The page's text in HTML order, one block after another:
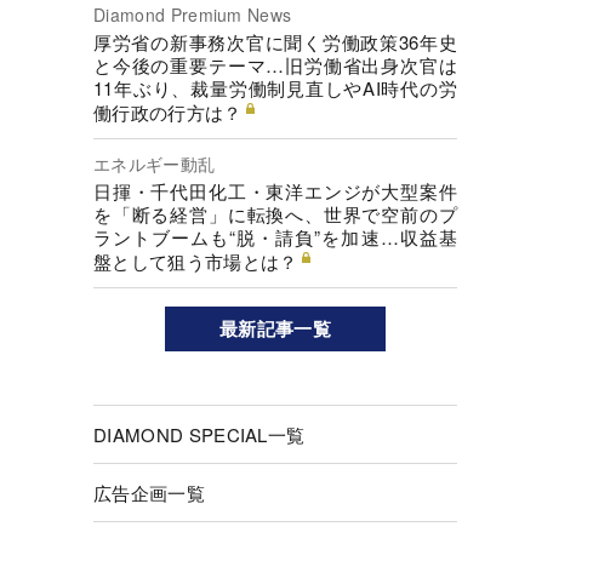
Diamond Premium News
厚労省の新事務次官に聞く労働政策36年史
と今後の重要テーマ…旧労働省出身次官は
11年ぶり、裁量労働制見直しやAI時代の労
働行政の行方は？
エネルギー動乱
日揮・千代田化工・東洋エンジが大型案件
を「断る経営」に転換へ、世界で空前のプ
ラントブームも“脱・請負”を加速…収益基
盤として狙う市場とは？
最新記事一覧
DIAMOND SPECIAL一覧
広告企画一覧